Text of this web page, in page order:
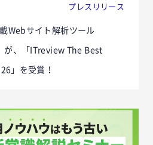
プレスリリース
Webサイト解析ツール
が、「ITreview The Best
」を受賞！